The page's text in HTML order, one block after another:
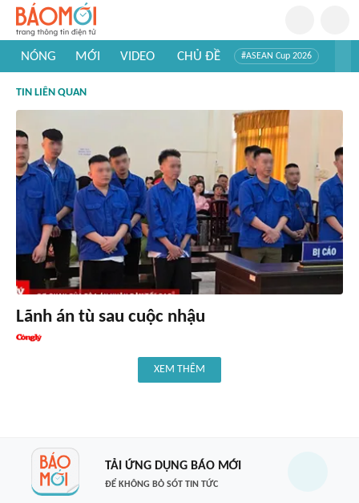
NÓNG MỚI VIDEO CHỦ ĐỀ #ASEAN Cup 2026
#Khám phá thế giới
TIN LIÊN QUAN
Lãnh án tù sau cuộc nhậu
XEM THÊM
TẢI ỨNG DỤNG BÁO MỚI
ĐỂ KHÔNG BỎ SÓT TIN TỨC